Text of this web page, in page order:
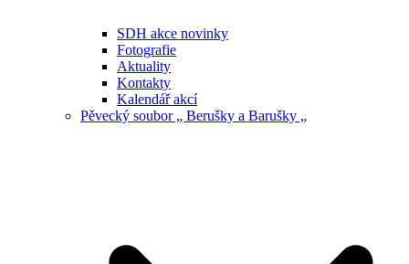
SDH akce novinky
Fotografie
Aktuality
Kontakty
Kalendář akcí
Pěvecký soubor „ Berušky a Barušky „